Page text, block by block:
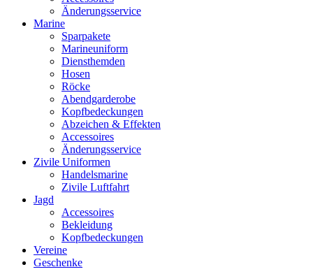
Änderungsservice
Marine
Sparpakete
Marineuniform
Diensthemden
Hosen
Röcke
Abendgarderobe
Kopfbedeckungen
Abzeichen & Effekten
Accessoires
Änderungsservice
Zivile Uniformen
Handelsmarine
Zivile Luftfahrt
Jagd
Accessoires
Bekleidung
Kopfbedeckungen
Vereine
Geschenke